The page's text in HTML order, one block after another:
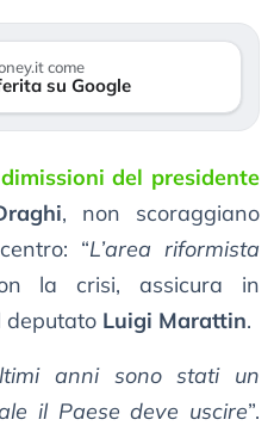
come
su Google
dimissioni del presidente
, non scoraggiano
“L’area riformista
la crisi, assicura in
deputato Luigi Marattin.
anni sono stati un
il Paese deve uscire”.